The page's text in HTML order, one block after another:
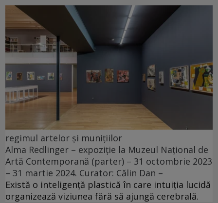
regimul artelor și munițiilor
Alma Redlinger – expoziție la Muzeul Național de
Artă Contemporană (parter) – 31 octombrie 2023
– 31 martie 2024. Curator: Călin Dan –
Există o inteligență plastică în care intuiția lucidă
organizează viziunea fără să ajungă cerebrală.